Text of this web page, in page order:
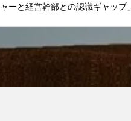
ャーと経営幹部との認識ギャップ」